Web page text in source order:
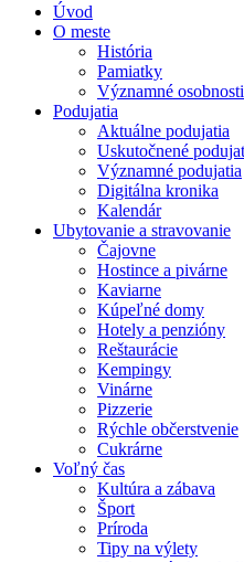
Úvod
O meste
História
Pamiatky
Významné osobnosti
Podujatia
Aktuálne podujatia
Uskutočnené
Významné podujatia
Digitálna kronika
Kalendár
Ubytovanie a stravovanie
Čajovne
Hostince a pivárne
Kaviarne
Kúpeľné domy
Hotely a penzióny
Reštaurácie
Kempingy
Vinárne
Pizzerie
Rýchle občerstvenie
Cukrárne
Voľný čas
Kultúra a zábava
Šport
Príroda
Tipy na výlety